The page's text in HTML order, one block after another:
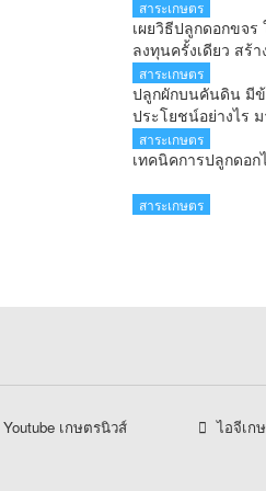
สาระเกษตร
เผยวิธีปลูกดอกขจร
ลงทุนครั้งเดียว สร้
ทั้งปี
สาระเกษตร
ปลูกผักบนคันดิน มี
ประโยชน์อย่างไร
สาระเกษตร
เทคนิคการปลูกดอก
สาระเกษตร
Youtube เกษตรนิวส์
ไอจีเก